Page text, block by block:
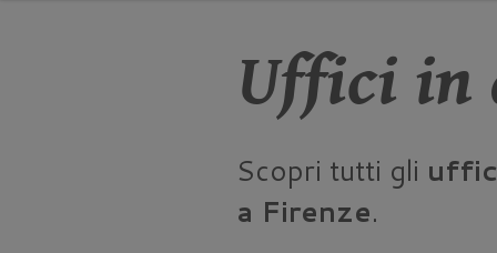
Uffici in
Scopri tutti gli
a Firenze.